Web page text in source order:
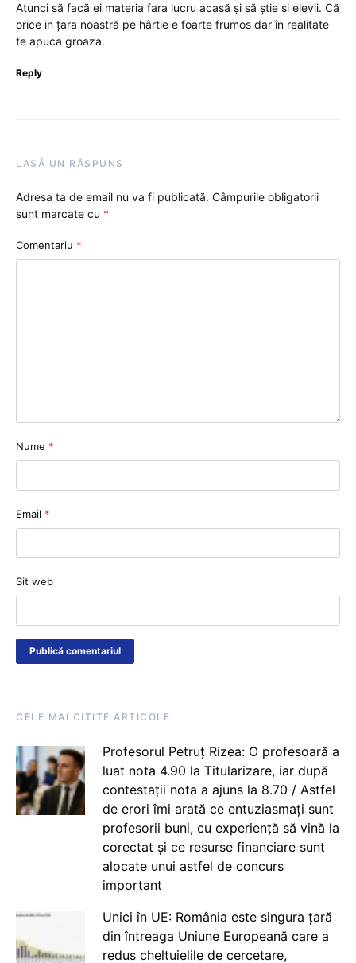
Atunci să facă ei materia fara lucru acasă și să știe și elevii. Că
orice in țara noastră pe hârtie e foarte frumos dar în realitate
te apuca groaza.
Reply
LASĂ UN RĂSPUNS
Adresa ta de email nu va fi publicată. Câmpurile obligatorii
sunt marcate cu *
Comentariu *
Nume *
Email *
Sit web
CELE MAI CITITE ARTICOLE
Profesorul Petruț Rizea: O profesoară a
luat nota 4.90 la Titularizare, iar după
contestații nota a ajuns la 8.70 / Astfel
de erori îmi arată ce entuziasmați sunt
profesorii buni, cu experiență să vină la
corectat și ce resurse financiare sunt
alocate unui astfel de concurs
important
Unici în UE: România este singura țară
din întreaga Uniune Europeană care a
redus cheltuielile de cercetare,